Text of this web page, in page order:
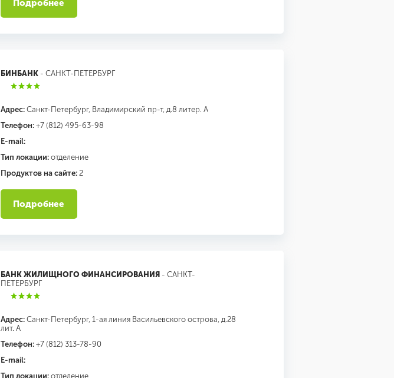
Подробнее
БИНБАНК- САНКТ-ПЕТЕРБУРГ
Адрес: Санкт-Петербург, Владимирский пр-т, д.8 литер. А
Телефон: +7 (812) 495-63-98
E-mail:
Тип локации: отделение
Продуктов на сайте: 2
Подробнее
БАНК ЖИЛИЩНОГО ФИНАНСИРОВАНИЯ - САНКТ-
ПЕТЕРБУРГ
Адрес: Санкт-Петербург, 1-ая линия Васильевского острова, д.28
лит. А
Телефон: +7 (812) 313-78-90
E-mail:
Тип локации: отделение